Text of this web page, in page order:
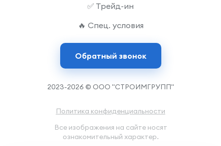
✅ Трейд-ин
🔥 Спец. условия
Обратный звонок
2023-2026 © ООО "СТРОИМГРУПП"
Политика конфиденциальности
Все изображения на сайте носят
ознакомительный характер.